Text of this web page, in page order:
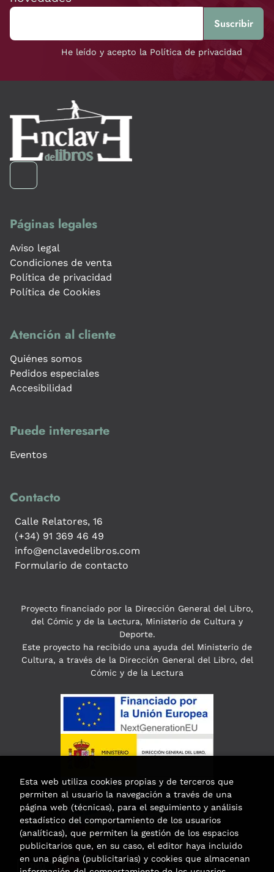
He leído y acepto la Política de privacidad
Páginas legales
Aviso legal
Condiciones de venta
Política de privacidad
Política de Cookies
Atención al cliente
Quiénes somos
Pedidos especiales
Accesibilidad
Puede interesarte
Eventos
Contacto
Calle Relatores, 16
(+34) 91 369 46 49
info@enclavedelibros.com
Formulario de contacto
Proyecto financiado por la Dirección General del Libro,
del Cómic y de la Lectura, Ministerio de Cultura y
Deporte.
Este proyecto ha recibido una ayuda del Ministerio de
Cultura, a través de la Dirección General del Libro, del
Cómic y de la Lectura
Esta actividad ha recibido una ayuda
Esta web utiliza cookies propias y de terceros que
permiten al usuario la navegación a través de una
página web (técnicas), para el seguimiento y análisis
estadístico del comportamiento de los usuarios
(analíticas), que permiten la gestión de los espacios
publicitarios que, en su caso, el editor haya incluido
en una página (publicitarias) y cookies que almacenan